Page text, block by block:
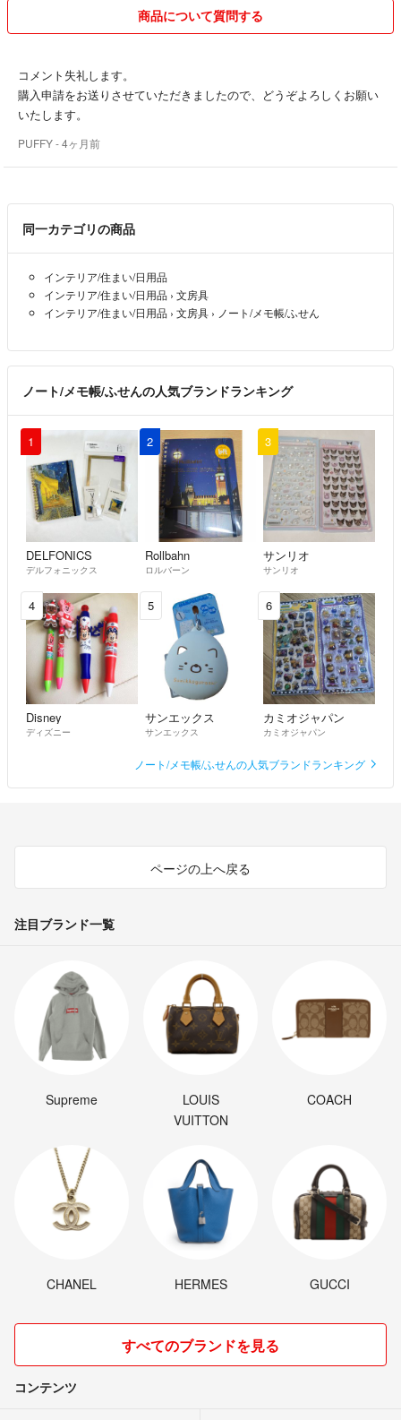
商品について質問する
コメント失礼します。
購入申請をお送りさせていただきましたので、どうぞよろしくお願い
いたします。
PUFFY- 4ヶ月前
同一カテゴリの商品
インテリア/住まい/日用品
インテリア/住まい/日用品 › 文房具
インテリア/住まい/日用品 › 文房具 › ノート/メモ帳/ふせん
ノート/メモ帳/ふせんの人気ブランドランキング
1
DELFONICS
デルフォニックス
2
Rollbahn
ロルバーン
3
サンリオ
サンリオ
4
Disney
ディズニー
5
サンエックス
サンエックス
6
カミオジャパン
カミオジャパン
ノート/メモ帳/ふせんの人気ブランドランキング
ページの上へ戻る
注目ブランド一覧
Supreme
LOUIS
VUITTON
COACH
CHANEL HERMES GUCCI
すべてのブランドを見る
コンテンツ